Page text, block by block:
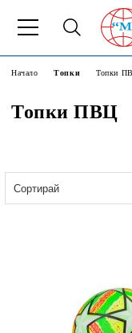
Начало Топки Топки
Топки ПВЦ